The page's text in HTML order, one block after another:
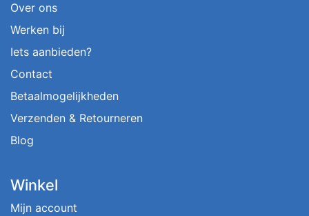
Over ons
Werken bij
Iets aanbieden?
Contact
Betaalmogelijkheden
Verzenden & Retourneren
Blog
Winkel
Mijn account